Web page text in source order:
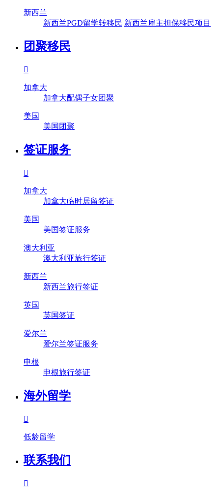
新西兰
新西兰PGD留学转移民 新西兰雇主担保移民项目
团聚移民

加拿大
加拿大配偶子女团聚
美国
美国团聚
签证服务

加拿大
加拿大临时居留签证
美国
美国签证服务
澳大利亚
澳大利亚旅行签证
新西兰
新西兰旅行签证
英国
英国签证
爱尔兰
爱尔兰签证服务
申根
申根旅行签证
海外留学

低龄留学
联系我们
